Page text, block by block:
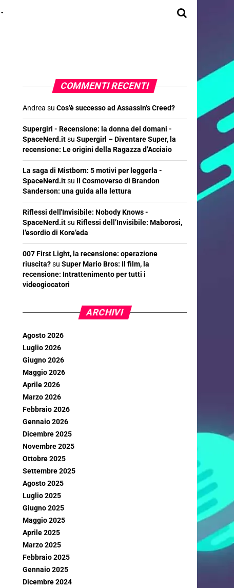
COMMENTI RECENTI
Andrea su Cos’è successo ad Assassin’s Creed?
Supergirl - Recensione: la donna del domani -
SpaceNerd.itsu Supergirl – Diventare Super, la
recensione: Le origini della Ragazza d’Acciaio
La saga di Mistborn: 5 motivi per leggerla -
SpaceNerd.itsu Il Cosmoverso di Brandon
Sanderson: una guida alla lettura
Riflessi dell'Invisibile: Nobody Knows -
SpaceNerd.itsu Riflessi dell’Invisibile: Maborosi,
l’esordio di Kore’eda
007 First Light, la recensione: operazione
riuscita?su Super Mario Bros: Il film, la
recensione: Intrattenimento per tutti i
videogiocatori
ARCHIVI
Agosto 2026
Luglio 2026
Giugno 2026
Maggio 2026
Aprile 2026
Marzo 2026
Febbraio 2026
Gennaio 2026
Dicembre 2025
Novembre 2025
Ottobre 2025
Settembre 2025
Agosto 2025
Luglio 2025
Giugno 2025
Maggio 2025
Aprile 2025
Marzo 2025
Febbraio 2025
Gennaio 2025
Dicembre 2024